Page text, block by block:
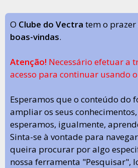
O Clube do Vectra tem o
boas-vindas.
Atenção! Necessário efetuar a
acesso para continuar usando
Esperamos que o conteúdo do
ampliar os seus
esperamos, igualmente,
Sinta-se à vontade para
queira procurar por algo
nossa ferramenta "Pesquisar",